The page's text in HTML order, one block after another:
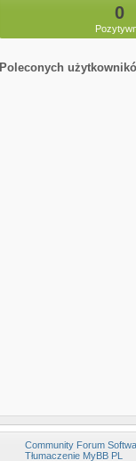
0
Poleconych
Community Forum
Tłumaczenie MyBB PL